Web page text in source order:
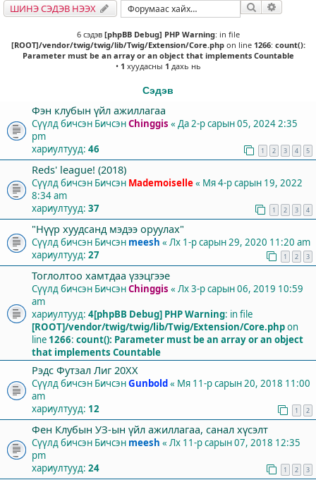
ШИНЭ СЭДЭВ НЭЭХ Хайлт
6 сэдэв [phpBB Debug] PHP Warning: in file
[ROOT]/vendor/twig/twig/lib/Twig/Extension/Core.phpon line 1266: count():
Parameter must be an array or an object that implements Countable
• 1 хуудасны 1 дахь нь
Сэдэв
Фэн клубын үйл ажиллагаа
Сүүлд бичсэн БичсэнChinggis « Да 2-р сарын 05, 2024 2:35
pm
хариултууд: 46 1 2 3 4 5
Reds' league! (2018)
Сүүлд бичсэн Бичсэн Mademoiselle« Мя 4-р сарын 19, 2022
8:34 am
хариултууд: 37 1 2 3 4
"Нүүр хуудсанд мэдээ оруулах"
Сүүлд бичсэн Бичсэн meesh « Лх 1-р сарын 29, 2020 11:20 am
хариултууд: 27 1 2 3
Тоглолтоо хамтдаа үзэцгээе
Сүүлд бичсэн БичсэнChinggis « Лх 3-р сарын 06, 2019 10:59
am
хариултууд: 4[phpBB Debug] PHP Warning: in file
[ROOT]/vendor/twig/twig/lib/Twig/Extension/Core.phpon
line 1266: count(): Parameter must be an array or an object
that implements Countable
Рэдс Футзал Лиг 20XX
Сүүлд бичсэн БичсэнGunbold« Мя 11-р сарын 20, 2018 11:00
am
хариултууд: 12 1 2
Фен Клубын УЗ-ын үйл ажиллагаа, санал хүсэлт
Сүүлд бичсэн Бичсэн meesh « Лх 11-р сарын 07, 2018 12:35
pm
хариултууд: 24 1 2 3